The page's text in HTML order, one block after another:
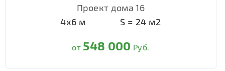
Проект дома 16
4х6 м S = 24 м2
от 548 000 Руб.